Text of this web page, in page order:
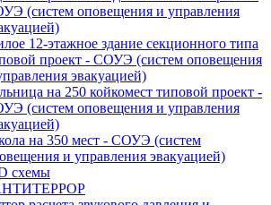
(систем оповещения и управления
12-этажное здание секционного типа
проект - СОУЭ (систем оповещения
эвакуацией)
на 250 койкомест типовой проект -
(систем оповещения и управления
на 350 мест - СОУЭ (систем
и управления эвакуацией)
схемы